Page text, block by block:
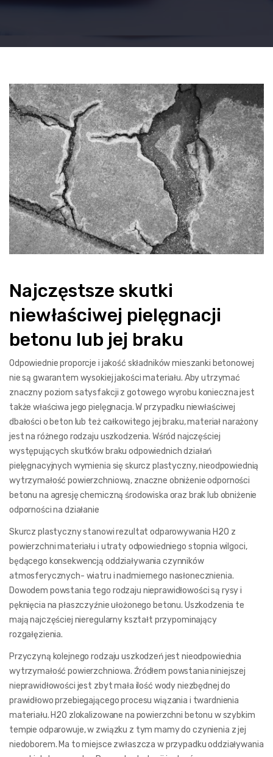
Najczęstsze skutki
niewłaściwej pielęgnacji
betonu lub jej braku
Odpowiednie proporcje i jakość składników mieszanki betonowej
nie są gwarantem wysokiej jakości materiału. Aby utrzymać
znaczny poziom satysfakcji z gotowego wyrobu konieczna jest
także właściwa jego pielęgnacja. W przypadku niewłaściwej
dbałości o beton lub też całkowitego jej braku, materiał narażony
jest na różnego rodzaju uszkodzenia. Wśród najczęściej
występujących skutków braku odpowiednich działań
pielęgnacyjnych wymienia się skurcz plastyczny, nieodpowiednią
wytrzymałość powierzchniową, znaczne obniżenie odporności
betonu na agresję chemiczną środowiska oraz brak lub obniżenie
odporności na działanie
Skurcz plastyczny stanowi rezultat odparowywania H2O z
powierzchni materiału i utraty odpowiedniego stopnia wilgoci,
będącego konsekwencją oddziaływania czynników
atmosferycznych- wiatru i nadmiernego nasłonecznienia.
Dowodem powstania tego rodzaju nieprawidłowości są rysy i
pęknięcia na płaszczyźnie ułożonego betonu. Uszkodzenia te
mają najczęściej nieregularny kształt przypominający
rozgałęzienia.
Przyczyną kolejnego rodzaju uszkodzeń jest nieodpowiednia
wytrzymałość powierzchniowa. Źródłem powstania niniejszej
nieprawidłowości jest zbyt mała ilość wody niezbędnej do
prawidłowo przebiegającego procesu wiązania i twardnienia
materiału. H2O zlokalizowane na powierzchni betonu w szybkim
tempie odparowuje, w związku z tym mamy do czynienia z jej
niedoborem. Ma to miejsce zwłaszcza w przypadku oddziaływania